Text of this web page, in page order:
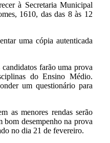
à Secretaria Municipal
1610, das das 8 às 12
uma cópia autenticada
farão uma prova
do Ensino Médio.
um questionário para
as menores rendas serão
bom desempenho na prova
no dia 21 de fevereiro.